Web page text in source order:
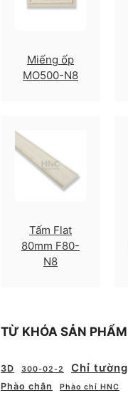
Miếng ốp
MO500-N8
Tấm Flat
80mm F80-
N8
TỪ KHÓA SẢN PHẨM
3D 300-02-2 Chỉ tường
Phào chân
Phào chỉ HNC